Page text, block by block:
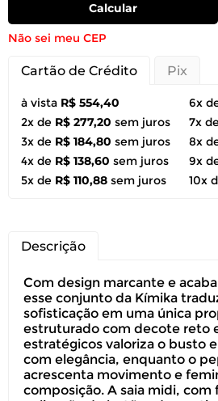
Calcular
Não sei meu CEP
Cartão de Crédito Pix
à vista R$ 554,40
2x de R$ 277,20 sem juros
3x de R$ 184,80 sem juros
4x de R$ 138,60 sem juros
5x de R$ 110,88 sem juros
6x
7x de
8x
9x
10x
Descrição
Com design marcante e
esse conjunto da Kímika
sofisticação em uma única
estruturado com decote reto
estratégicos valoriza o busto
com elegância, enquanto o
acrescenta movimento e
composição. A saia midi, com